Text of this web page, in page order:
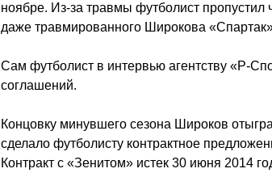
ноябре. Из-за травмы футболист
даже травмированного Широкова
Сам футболист в интервью агентству «Р-
соглашений.
Концовку минувшего сезона Широков
сделало футболисту контрактное
Контракт с «Зенитом» истек 30 июня 2014